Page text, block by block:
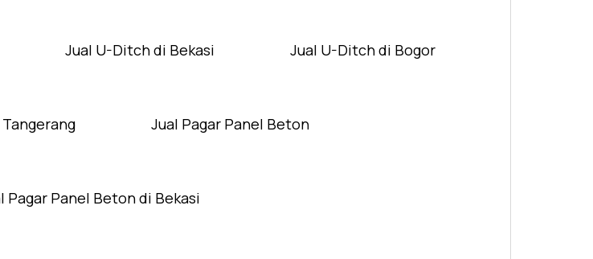
Jual U-Ditch di Bekasi Jual U-Ditch di Bogor
Jual Pagar Panel Beton
Pagar Panel Beton di Bekasi